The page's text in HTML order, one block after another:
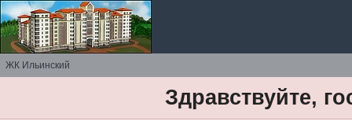
ЖК Ильинский
Здравствуйте,